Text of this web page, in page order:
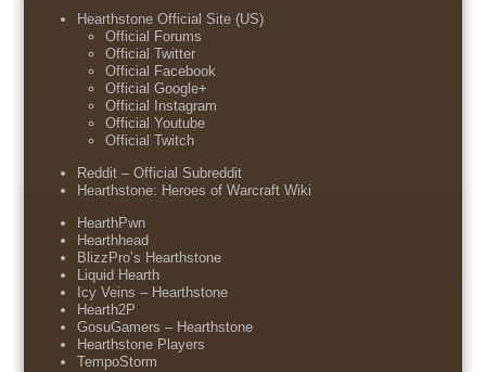
Hearthstone Official Site (US)
Official Forums
Official Twitter
Official Facebook
Official Google+
Official Instagram
Official Youtube
Official Twitch
Reddit – Official Subreddit
Hearthstone: Heroes of Warcraft Wiki
HearthPwn
Hearthhead
BlizzPro’s Hearthstone
Liquid Hearth
Icy Veins – Hearthstone
Hearth2P
GosuGamers – Hearthstone
Hearthstone Players
TempoStorm